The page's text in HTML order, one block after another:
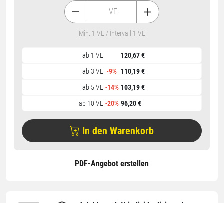
ab 1 VE
120,67 €
ab 3 VE -9% 110,19 €
ab 5 VE -14% 103,19 €
ab 10 VE -20% 96,20 €
VE
Min. 1 VE / Intervall 1 VE
In den Warenkorb
PDF-Angebot erstellen